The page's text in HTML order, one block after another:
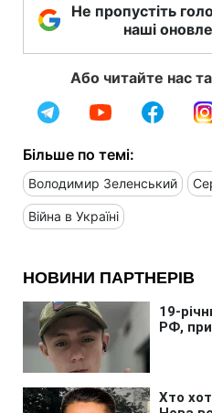
Не пропустіть
наші
Або читайте нас
Більше по темі:
Володимир Зеленський
Війна в Україні